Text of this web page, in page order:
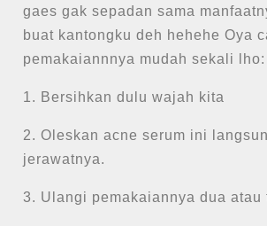
gaes gak sepadan sama
buat kantongku deh hehehe Oya
pemakaiannnya mudah sekali lho:
1. Bersihkan dulu wajah kita
2. Oleskan acne serum ini
jerawatnya.
3. Ulangi pemakaiannya dua